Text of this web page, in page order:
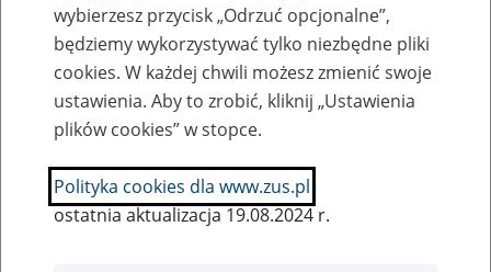
Nazwa zakładu pracy:
SZUKAJ
wybierzesz przycisk „Odrzuć opcjonalne”,
będziemy wykorzystywać tylko niezbędne pliki
cookies. W każdej chwili możesz zmienić swoje
ustawienia. Aby to zrobić, kliknij „Ustawienia
plików cookies” w stopce.
Polityka cookies dla www.zus.pl
ostatnia aktualizacja 19.08.2024 r.